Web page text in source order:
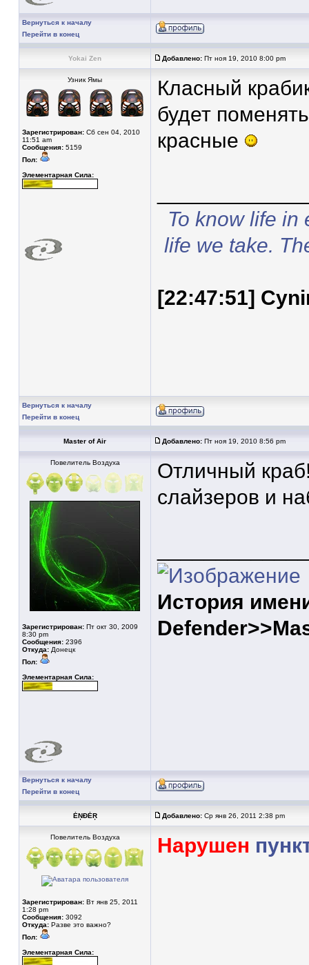
Вернуться к началу
Перейти в конец
Yokai Zen Добавлено: Пт ноя 19, 2010 8:00 pm
Узник Ямы
Зарегистрирован: Сб сен 04, 2010
11:51 am
Сообщения: 5159
Пол:
Элементарная Сила:
Класный
будет
красные
To know life in
life we take.
[22:47:51]
Вернуться к началу
Перейти в конец
Master of Air Добавлено: Пт ноя 19, 2010 8:56 pm
Повелитель Воздуха
Зарегистрирован: Пт окт 30, 2009
8:30 pm
Сообщения: 2396
Откуда: Донецк
Пол:
Элементарная Сила:
Отличный
слайзеров и
История
Вернуться к началу
Перейти в конец
ĖŅÐĖŖ Добавлено: Ср янв 26, 2011 2:38 pm
Повелитель Воздуха
Зарегистрирован: Вт янв 25, 2011
1:28 pm
Сообщения: 3092
Откуда: Разве это важно?
Пол:
Элементарная Сила:
Нарушен